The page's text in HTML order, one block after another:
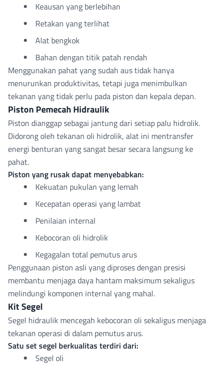
Keausan yang berlebihan
Retakan yang terlihat
Alat bengkok
Bahan dengan titik patah rendah
Menggunakan pahat yang sudah aus tidak hanya
menurunkan produktivitas, tetapi juga menimbulkan
tekanan yang tidak perlu pada piston dan kepala depan.
Piston Pemecah Hidraulik
Piston dianggap sebagai jantung dari setiap palu hidrolik.
Didorong oleh tekanan oli hidrolik, alat ini mentransfer
energi benturan yang sangat besar secara langsung ke
pahat.
Piston yang rusak dapat menyebabkan:
Kekuatan pukulan yang lemah
Kecepatan operasi yang lambat
Penilaian internal
Kebocoran oli hidrolik
Kegagalan total pemutus arus
Penggunaan piston asli yang diproses dengan presisi
membantu menjaga daya hantam maksimum sekaligus
melindungi komponen internal yang mahal.
Kit Segel
Segel hidraulik mencegah kebocoran oli sekaligus menjaga
tekanan operasi di dalam pemutus arus.
Satu set segel berkualitas terdiri dari:
Segel oli